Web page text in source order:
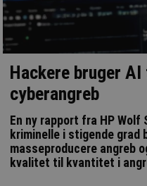
Hackere bruger
cyberangreb
En ny rapport fra HP
kriminelle i stigende
masseproducere angreb
kvalitet til kvantitet i